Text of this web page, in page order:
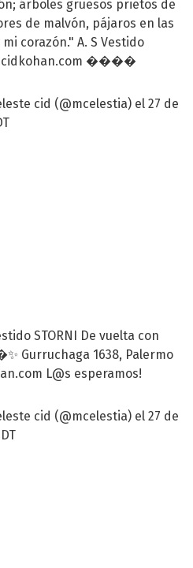
árboles gruesos prietos de
de malvón, pájaros en las
corazón." A. S Vestido
����
cid (@mcelestia) el 27 de
STORNI De vuelta con
Gurruchaga 1638, Palermo
L@s esperamos!
cid (@mcelestia) el 27 de